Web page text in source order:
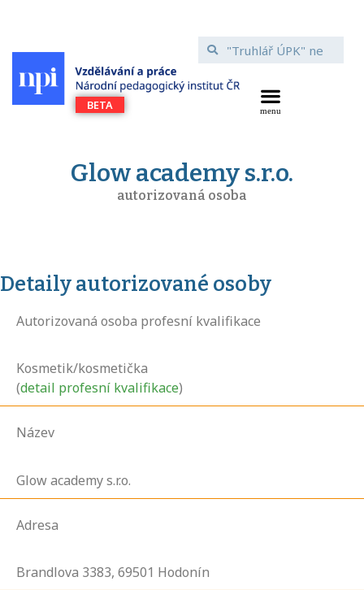
Glow academy s.r.o.
autorizovaná osoba
Detaily autorizované osoby
Autorizovaná osoba profesní kvalifikace
Kosmetik/kosmetička
(detail profesní kvalifikace)
Název
Glow academy s.r.o.
Adresa
Brandlova 3383, 69501 Hodonín